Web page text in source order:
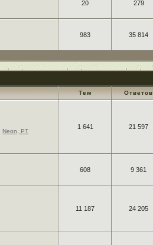
20 279
983 35 814
Тем Ответов
Neon, PT
1 641 21 597
608 9 361
11 187 24 205